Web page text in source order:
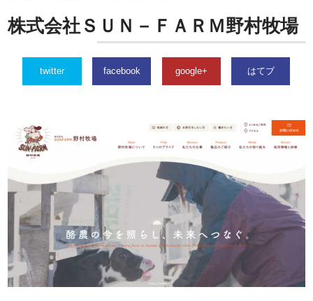
株式会社ＳＵＮ－ＦＡＲＭ野村牧場
twitter facebook google+ はてブ